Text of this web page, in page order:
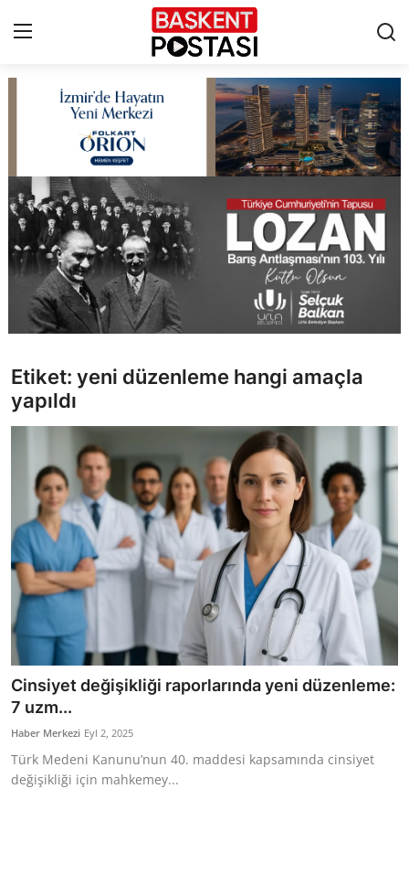
Çerez Politikası
Künye
Ankara
TBMM
Cumhurbaşkanlığı
Bakanlıklar
Siyasi Partiler
Mülki İdare
Toplum ve Yaşam
Sivil Toplum Kuruluşları
Kamu Kurumları ve Üst Kurullar
Resmi Reklamlar
Etiket: yeni düzenleme hangi amaçla
yapıldı
Cinsiyet değişikliği raporlarında yeni düzenleme:
7 uzm...
Haber Merkezi Eyl 2, 2025
Türk Medeni Kanunu’nun 40. maddesi kapsamında cinsiyet
değişikliği için mahkemey...